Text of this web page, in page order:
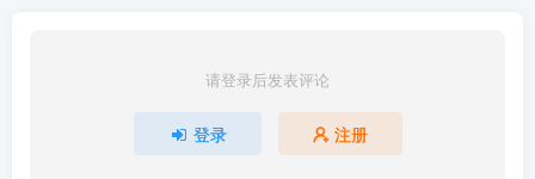
请登录后发表评论
登录 注册